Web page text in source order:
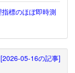
標のほぼ即時測
[2026-05-16の記事]